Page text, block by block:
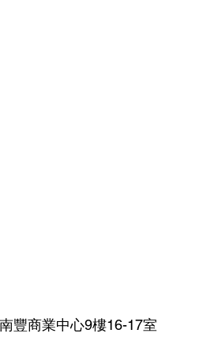
豐商業中心9樓16-17室